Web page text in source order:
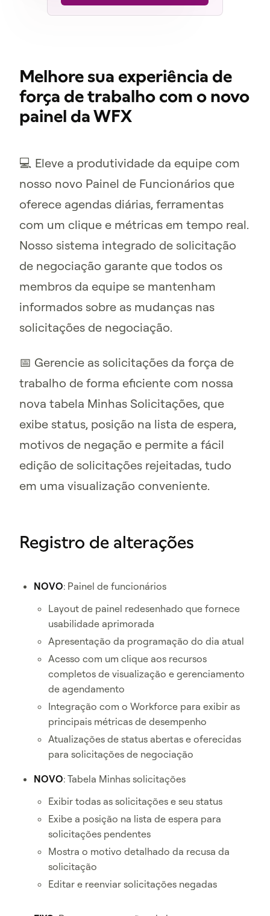
Melhore sua experiência de
força de trabalho com o novo
painel da WFX
💻 Eleve a produtividade da equipe com
nosso novo Painel de Funcionários que
oferece agendas diárias, ferramentas
com um clique e métricas em tempo real.
Nosso sistema integrado de solicitação
de negociação garante que todos os
membros da equipe se mantenham
informados sobre as mudanças nas
solicitações de negociação.
📅 Gerencie as solicitações da força de
trabalho de forma eficiente com nossa
nova tabela Minhas Solicitações, que
exibe status, posição na lista de espera,
motivos de negação e permite a fácil
edição de solicitações rejeitadas, tudo
em uma visualização conveniente.
Registro de alterações
NOVO: Painel de funcionários
Layout de painel redesenhado que fornece
usabilidade aprimorada
Apresentação da programação do dia atual
Acesso com um clique aos recursos
completos de visualização e gerenciamento
de agendamento
Integração com o Workforce para exibir as
principais métricas de desempenho
Atualizações de status abertas e oferecidas
para solicitações de negociação
NOVO: Tabela Minhas solicitações
Exibir todas as solicitações e seu status
Exibe a posição na lista de espera para
solicitações pendentes
Mostra o motivo detalhado da recusa da
solicitação
Editar e reenviar solicitações negadas